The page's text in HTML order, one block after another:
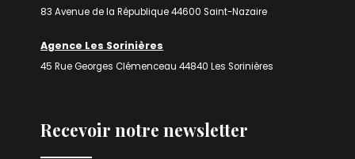
83 Avenue de la République 44600 Saint-Nazaire
Agence Les Sorinières
45 Rue Georges Clémenceau 44840 Les Sorinières
Recevoir notre newsletter